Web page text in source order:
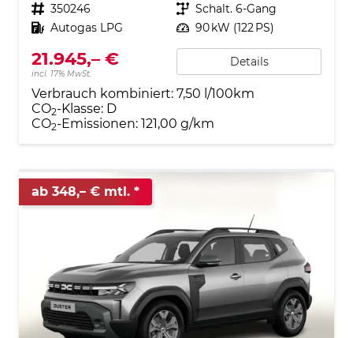
Fahrzeugnr. 350246 Getriebe Schalt. 6-Gang
Kraftstoff Autogas LPG Leistung 90 kW (122 PS)
21.945,– €
incl. 17% MwSt.
Details
Verbrauch kombiniert: 7,50 l/100km
CO2-Klasse: D
CO2-Emissionen: 121,00 g/km
ab 348,– € mtl.